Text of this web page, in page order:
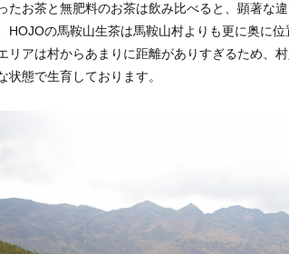
たお茶と無肥料のお茶は飲み比べると、顕著な
HOJOの馬鞍山生茶は馬鞍山村よりも更に奥に
リアは村からあまりに距離がありすぎるため、
状態で生育しております。